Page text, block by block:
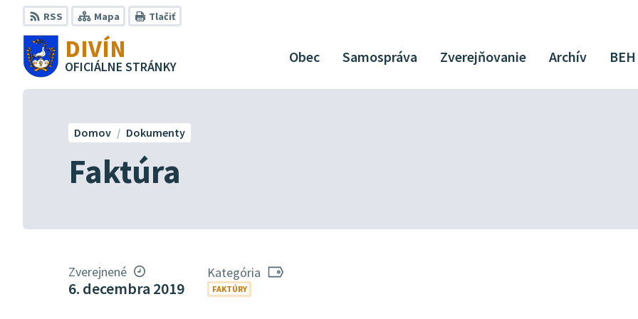
Preskočiť
na
obsah
RSS Mapa Tlačiť
DIVÍN
OFICIÁLNE STRÁNKY
Obec Samospráva Zverejňovanie Archív BEH
Faktúra
Domov Dokumenty
Zverejnené
6. decembra 2019
Kategória
FAKTÚRY